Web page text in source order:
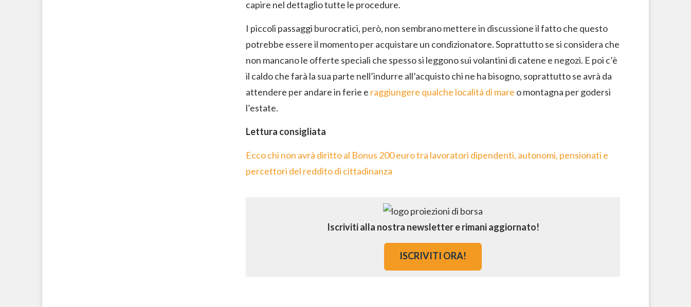
capire nel dettaglio tutte le procedure.
I piccoli passaggi burocratici, però, non sembrano mettere in discussione il fatto che questo
potrebbe essere il momento per acquistare un condizionatore. Soprattutto se si considera che
non mancano le offerte speciali che spesso si leggono sui volantini di catene e negozi. E poi c’è
il caldo che farà la sua parte nell’indurre all’acquisto chi ne ha bisogno, soprattutto se avrà da
attendere per andare in ferie e raggiungere qualche località di mare o montagna per godersi
l’estate.
Lettura consigliata
Ecco chi non avrà diritto al Bonus 200 euro tra lavoratori dipendenti, autonomi, pensionati e
percettori del reddito di cittadinanza
Iscriviti alla nostra newsletter e rimani aggiornato!
ISCRIVITI ORA!